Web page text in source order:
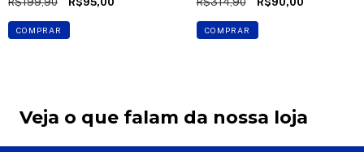
COMPRAR COMPRAR
Veja o que falam da nossa loja